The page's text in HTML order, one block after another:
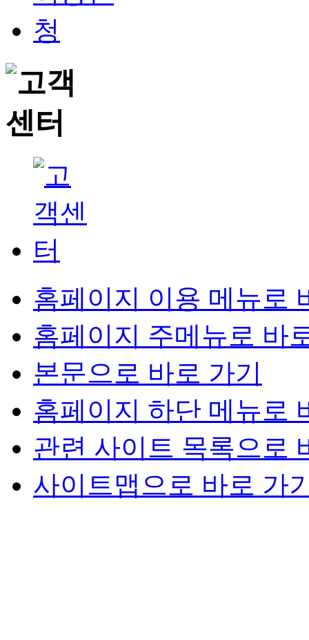
홈페이지 이용 메뉴로
홈페이지 주메뉴로 바
본문으로 바로 가기
홈페이지 하단 메뉴로
관련 사이트 목록으로
사이트맵으로 바로 가